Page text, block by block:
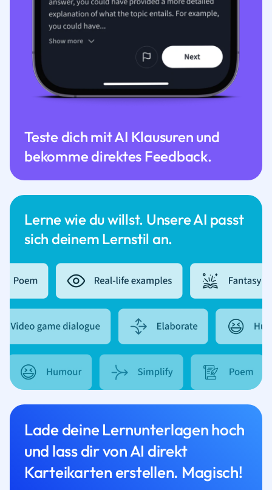
Lerne wie du willst. Unsere AI passt
sich deinem Lernstil an.
Teste dich mit AI Klausuren und
bekomme direktes Feedback.
Lade deine Lernunterlagen hoch
und lass dir von AI direkt
Karteikarten erstellen. Magisch!